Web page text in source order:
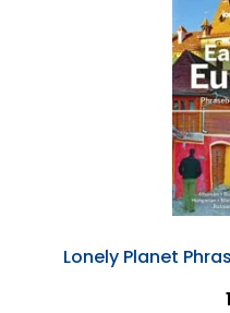
Lonely Planet